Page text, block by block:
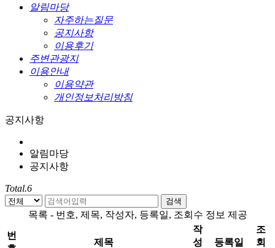
알림마당
자주하는질문
공지사항
이용후기
주변관광지
이용안내
이용약관
개인정보처리방침
공지사항
알림마당
공지사항
Total.6
검색
목록 - 번호, 제목, 작성자, 등록일, 조회수 정보 제공
번
제목
작
성
등록일
조
회